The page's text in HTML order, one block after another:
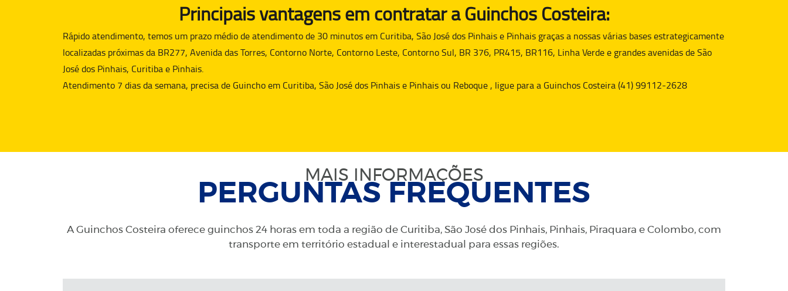
Principais vantagens em contratar a Guinchos Costeira:
Rápido atendimento, temos um prazo médio de atendimento de 30 minutos em Curitiba, São José dos Pinhais e Pinhais graças a nossas várias bases estrategicamente
localizadas próximas da BR277, Avenida das Torres, Contorno Norte, Contorno Leste, Contorno Sul, BR 376, PR415, BR116, Linha Verde e grandes avenidas de São
José dos Pinhais, Curitiba e Pinhais.
Atendimento 7 dias da semana, precisa de Guinchoem Curitiba, São José dos Pinhais e Pinhais ou Reboque , ligue para a Guinchos Costeira (41) 99112-2628
MAIS INFORMAÇÕES
PERGUNTAS FREQUENTES
A Guinchos Costeira oferece guinchos 24 horas em toda a região de Curitiba, São José dos Pinhais, Pinhais, Piraquara e Colombo, com
transporte em território estadual e interestadual para essas regiões.